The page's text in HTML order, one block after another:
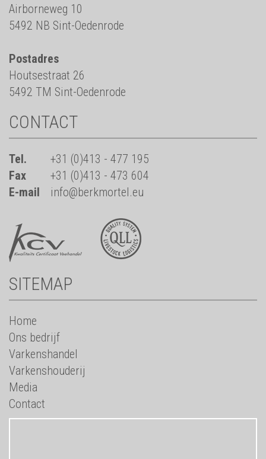
Airborneweg 10
5492 NB Sint-Oedenrode
Postadres
Houtsestraat 26
5492 TM Sint-Oedenrode
CONTACT
Tel.
+31 (0)413 - 477 195
Fax
+31 (0)413 - 473 604
E-mail
info@berkmortel.eu
SITEMAP
Home
Ons bedrijf
Varkenshandel
Varkenshouderij
Media
Contact